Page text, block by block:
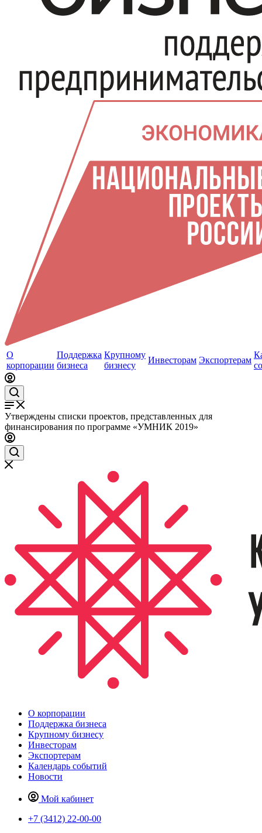
О
корпорации
Поддержка
бизнеса
Крупному
бизнесу
Инвесторам Экспортерам
Утверждены списки проектов, представленных для
финансирования по программе «УМНИК 2019»
О корпорации
Поддержка бизнеса
Крупному бизнесу
Инвесторам
Экспортерам
Календарь событий
Новости
Мой кабинет
+7 (3412) 22-00-00